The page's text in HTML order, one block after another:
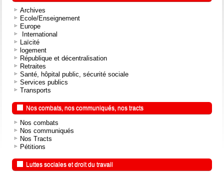
Archives
Ecole/Enseignement
Europe
International
Laïcité
logement
République et décentralisation
Retraites
Santé, hôpital public, sécurité sociale
Services publics
Transports
Nos combats, nos communiqués, nos tracts
Nos combats
Nos communiqués
Nos Tracts
Pétitions
Luttes sociales et droit du travail